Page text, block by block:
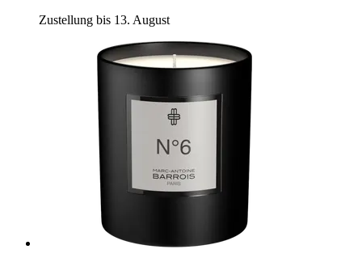
Zustellung bis 13. August